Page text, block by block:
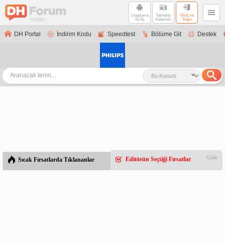
Uygulama
ile Aç
Teknoloji
Haberleri
Giriş ve
Kayıt
DH Portal İndirim Kodu Speedtest Bölüme Git Destek
Sıcak Fırsatlarda Tıklananlar Editörün Seçtiği Fırsatlar Gizle